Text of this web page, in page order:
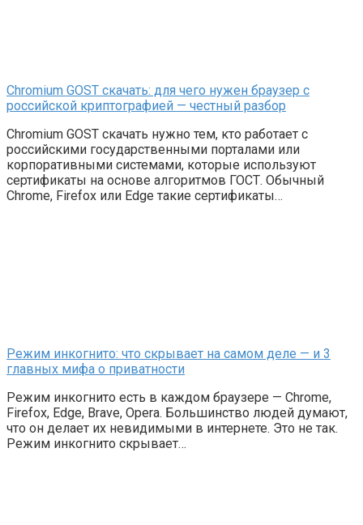
Chromium GOST скачать: для чего нужен браузер с
российской криптографией — честный разбор
Chromium GOST скачать нужно тем, кто работает с
российскими государственными порталами или
корпоративными системами, которые используют
сертификаты на основе алгоритмов ГОСТ. Обычный
Chrome, Firefox или Edge такие сертификаты…
Режим инкогнито: что скрывает на самом деле — и 3
главных мифа о приватности
Режим инкогнито есть в каждом браузере — Chrome,
Firefox, Edge, Brave, Opera. Большинство людей думают,
что он делает их невидимыми в интернете. Это не так.
Режим инкогнито скрывает…